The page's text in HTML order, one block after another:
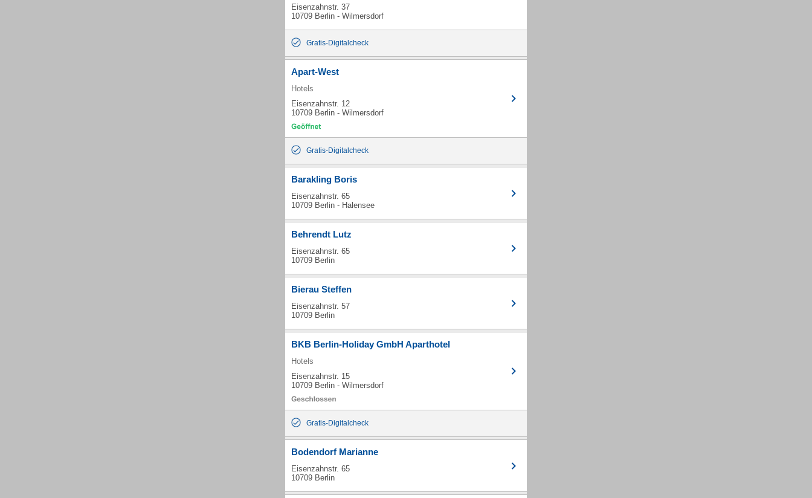
Eisenzahnstr. 37
10709 Berlin - Wilmersdorf
Gratis-Digitalcheck
Apart-West
Hotels
Eisenzahnstr. 12
10709 Berlin - Wilmersdorf
Gratis-Digitalcheck
Barakling Boris
Eisenzahnstr. 65
10709 Berlin - Halensee
Behrendt Lutz
Eisenzahnstr. 65
10709 Berlin
Bierau Steffen
Eisenzahnstr. 57
10709 Berlin
BKB Berlin-Holiday GmbH Aparthotel
Hotels
Eisenzahnstr. 15
10709 Berlin - Wilmersdorf
Gratis-Digitalcheck
Bodendorf Marianne
Eisenzahnstr. 65
10709 Berlin